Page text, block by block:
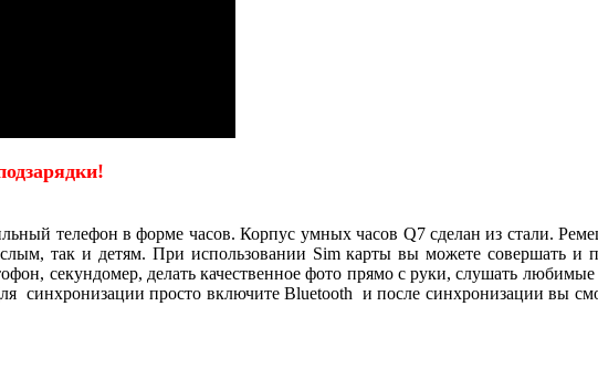
телефон в форме часов. Корпус умных часов Q7сделан из стали.
так и детям. При использовании Sim карты вы можете совершать
секундомер, делать качественное фото прямо с руки, слушать
синхронизации просто включите Bluetooth и после синхронизации вы